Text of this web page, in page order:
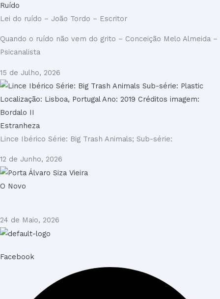
Ruído
Lei do ruído – João Tordo – Escritor
Quando o ruído não vem do grito – Conceição Melo Almeida –
Psicanalista
15 de Julho, 2026
Estranheza
Lince Ibérico Série: Big Trash Animals; Sub-série:
12 de Junho, 2026
O Novo
24 de Maio, 2026
Facebook